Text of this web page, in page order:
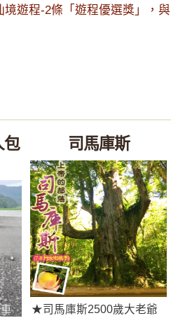
遊程-2條「遊程優選獎」，與
包
司馬庫斯
★司馬庫斯2500歲大老爺